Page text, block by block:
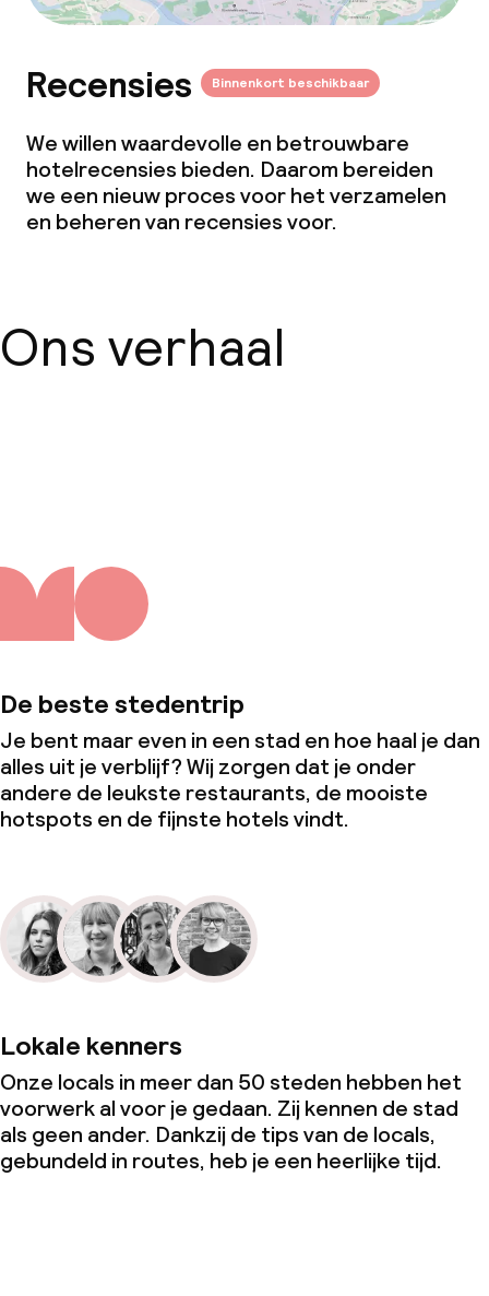
Recensies Binnenkort beschikbaar
We willen waardevolle en betrouwbare
hotelrecensies bieden. Daarom bereiden
we een nieuw proces voor het verzamelen
en beheren van recensies voor.
Ons verhaal
De beste stedentrip
Je bent maar even in een stad en hoe haal je dan
alles uit je verblijf? Wij zorgen dat je onder
andere de leukste restaurants, de mooiste
hotspots en de fijnste hotels vindt.
Lokale kenners
Onze locals in meer dan 50 steden hebben het
voorwerk al voor je gedaan. Zij kennen de stad
als geen ander. Dankzij de tips van de locals,
gebundeld in routes, heb je een heerlijke tijd.